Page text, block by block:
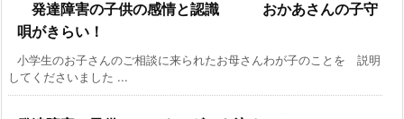
発達障害の子供の感情と認識 おかあさんの子守
唄がきらい！
小学生のお子さんのご相談に来られたお母さんわが子のことを 説明
してくださいました ...